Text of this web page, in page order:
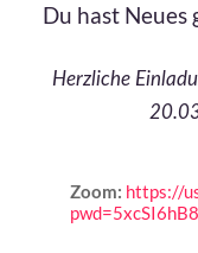
Du hast
Herzliche
Zoom: https://